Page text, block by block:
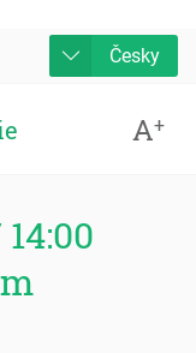
Česky
A+